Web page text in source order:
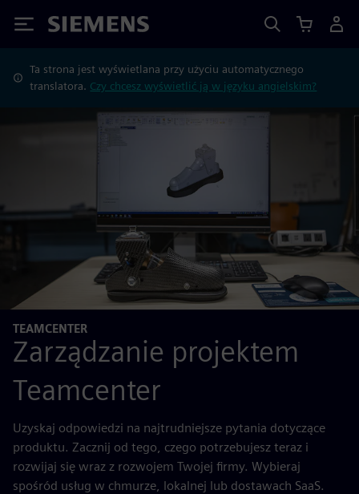
Siemens
Ta strona jest wyświetlana przy użyciu automatycznego
translatora. Czy chcesz wyświetlić ją w języku angielskim?
TEAMCENTER
Zarządzanie projektem
Teamcenter
Uzyskaj odpowiedzi na najtrudniejsze pytania dotyczące
produktu. Zacznij od tego, czego potrzebujesz teraz i
rozwijaj się wraz z rozwojem Twojej firmy. Wybieraj
spośród usług w chmurze, lokalnej lub dostawach SaaS.